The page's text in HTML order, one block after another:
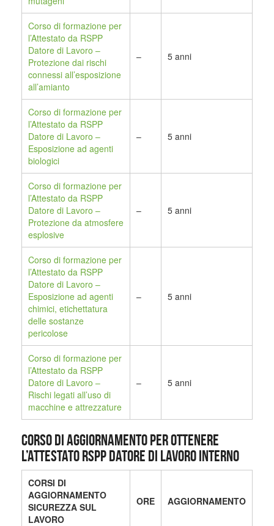
Corso di formazione per
l’Attestato da RSPP
Datore di Lavoro –
Protezione dai rischi
connessi all’esposizione
all’amianto
– 5 anni
Corso di formazione per
l’Attestato da RSPP
Datore di Lavoro –
Esposizione ad agenti
biologici
– 5 anni
Corso di formazione per
l’Attestato da RSPP
Datore di Lavoro –
Protezione da atmosfere
esplosive
– 5 anni
Corso di formazione per
l’Attestato da RSPP
Datore di Lavoro –
Esposizione ad agenti
chimici, etichettatura
delle sostanze
pericolose
– 5 anni
Corso di formazione per
l’Attestato da RSPP
Datore di Lavoro –
Rischi legati all’uso di
macchine e attrezzature
– 5 anni
CORSO DI AGGIORNAMENTO PER OTTENERE
L’ATTESTATO RSPP DATORE DI LAVORO INTERNO
CORSI DI
AGGIORNAMENTO
SICUREZZA SUL
LAVORO
ORE AGGIORNAMENTO